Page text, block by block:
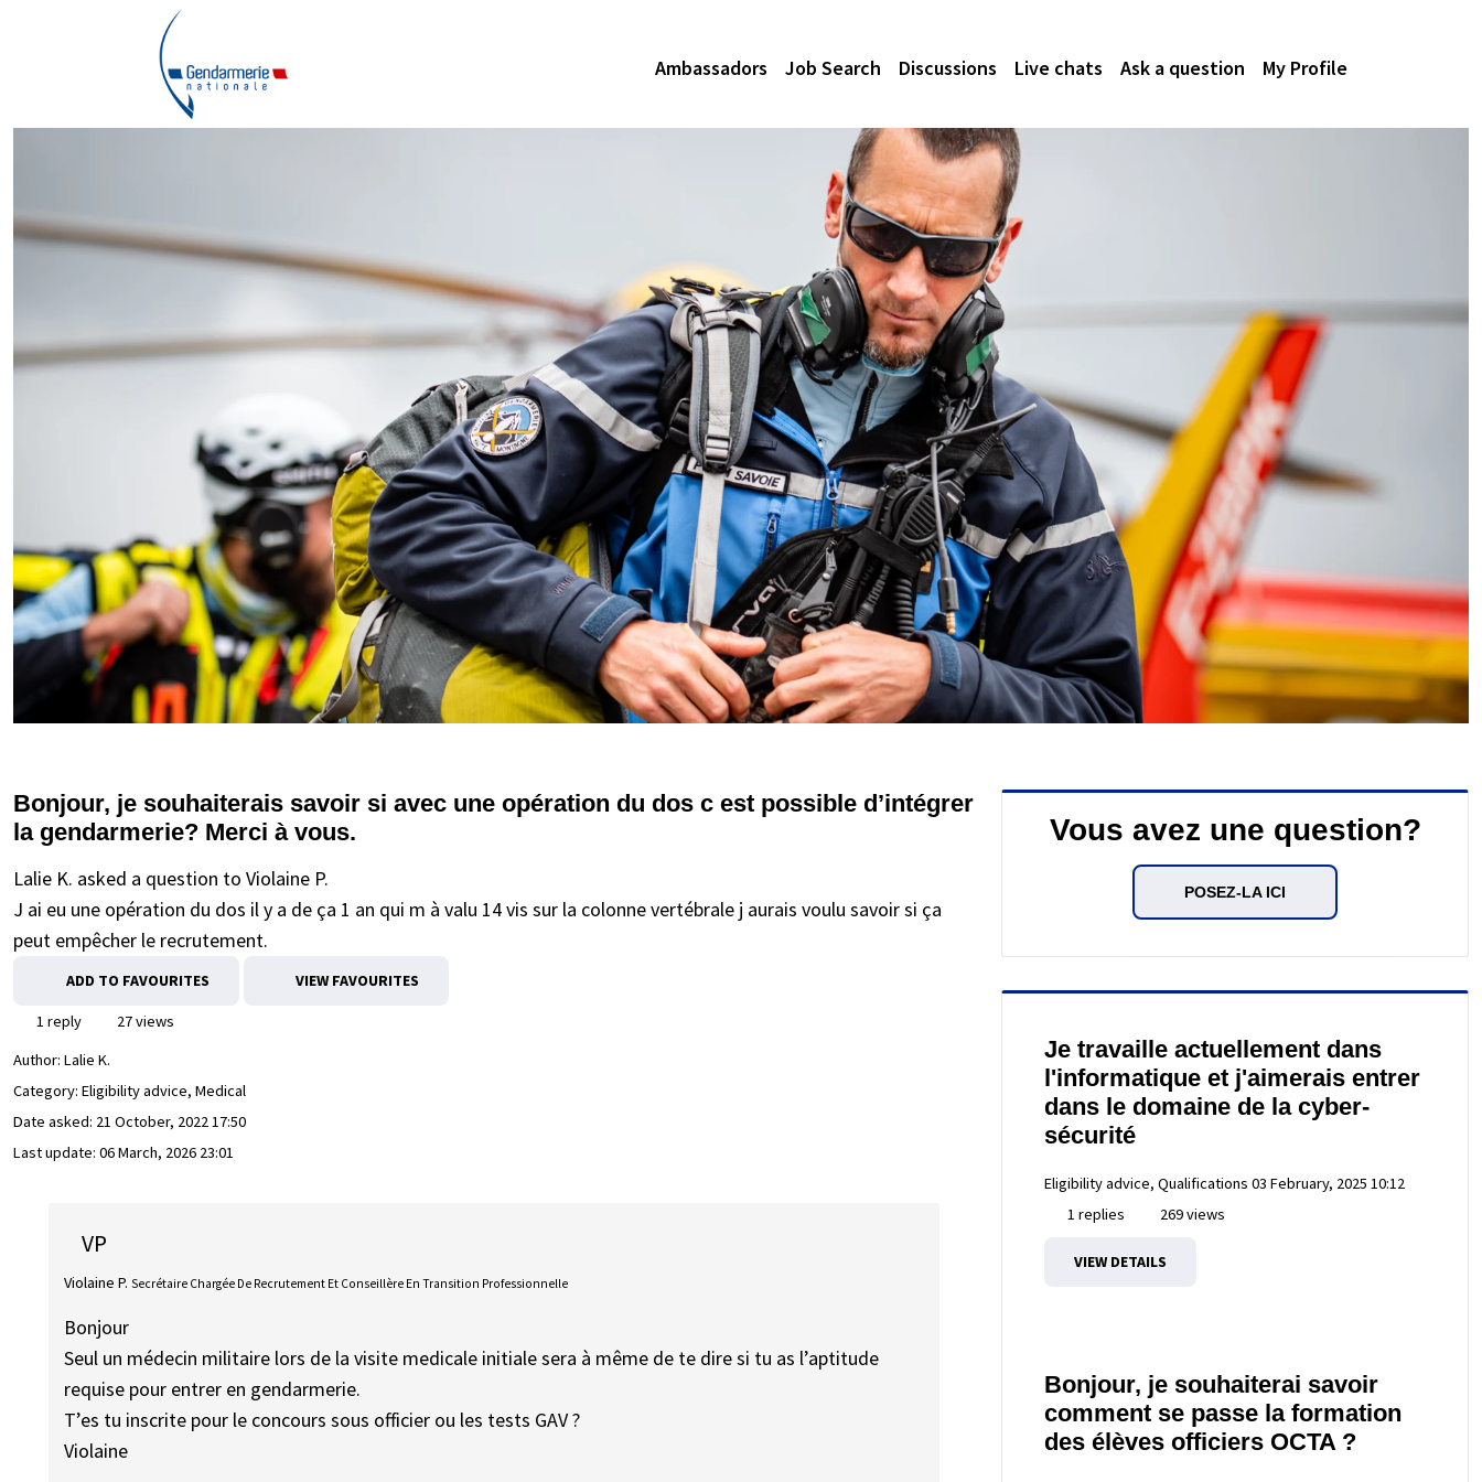
Ambassadors Job Search Discussions Live chats Ask a question My Profile
Bonjour, je souhaiterais savoir si avec une opération du dos c est possible d’intégrer
la gendarmerie? Merci à vous.
Lalie K. asked a question to Violaine P.
J ai eu une opération du dos il y a de ça 1 an qui m à valu 14 vis sur la colonne vertébrale j aurais voulu savoir si ça
peut empêcher le recrutement.
ADD TO FAVOURITES VIEW FAVOURITES
1 reply
27 views
Author: Lalie K.
Category: Eligibility advice, Medical
Date asked: 21 October, 2022 17:50
Last update: 06 March, 2026 23:01
VP
Violaine P. Secrétaire Chargée De Recrutement Et Conseillère En Transition Professionnelle
Bonjour
Seul un médecin militaire lors de la visite medicale initiale sera à même de te dire si tu as l’aptitude
requise pour entrer en gendarmerie.
T’es tu inscrite pour le concours sous officier ou les tests GAV ?
Violaine
Vous avez une question?
POSEZ-LA ICI
Je travaille actuellement dans
l'informatique et j'aimerais entrer
dans le domaine de la cyber-
sécurité
Eligibility advice, Qualifications 03 February, 2025 10:12
1 replies
269 views
VIEW DETAILS
Bonjour, je souhaiterai savoir
comment se passe la formation
des élèves officiers OCTA ?